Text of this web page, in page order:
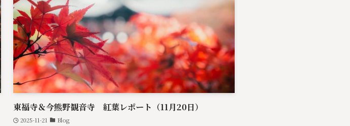
東福寺＆今熊野観音寺 紅葉レポート（11月20日）
2025-11-21 Blog